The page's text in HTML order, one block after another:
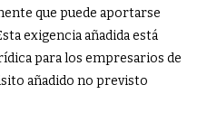
que puede aportarse
exigencia añadida está
para los empresarios de
añadido no previsto